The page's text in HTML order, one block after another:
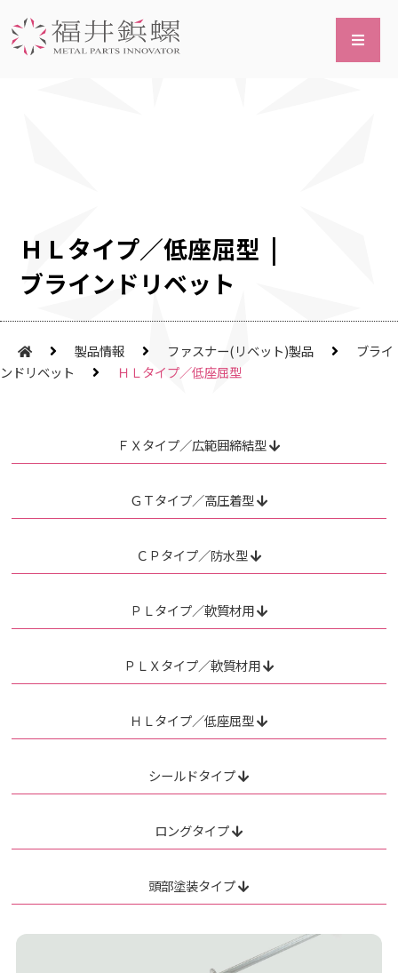
ＨＬタイプ／低座屈型 |
ブラインドリベット
製品情報 ファスナー(リベット)製品
ブライ
ンドリベット
ＨＬタイプ／低座屈型
ＦＸタイプ／広範囲締結型
ＧＴタイプ／高圧着型
ＣＰタイプ／防水型
ＰＬタイプ／軟質材用
ＰＬＸタイプ／軟質材用
ＨＬタイプ／低座屈型
シールドタイプ
ロングタイプ
頭部塗装タイプ